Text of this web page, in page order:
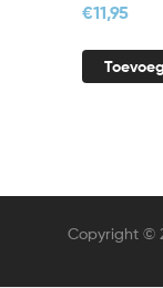
€11,95
Copyright ©